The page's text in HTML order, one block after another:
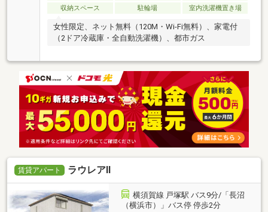
収納スペース
駐輪場 室内洗濯機置き場
女性限定、ネット無料（120M・Wi-Fi無料）、家電付
（2ドア冷蔵庫・全自動洗濯機）、都市ガス
賃貸アパート ラウレアⅡ
横須賀線 戸塚駅 バス9分/「長沼
（横浜市）」バス停 停歩2分